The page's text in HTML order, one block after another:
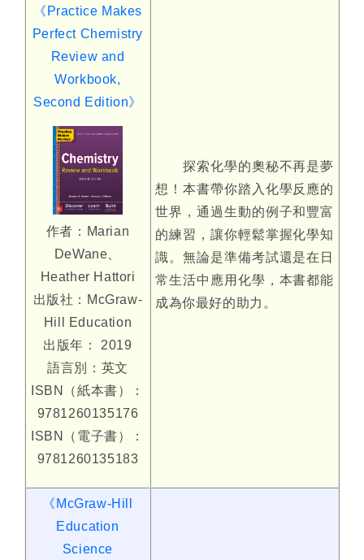
《Practice Makes
Perfect Chemistry
Review and
Workbook,
Second Edition》
作者：Marian
DeWane、
Heather Hattori
出版社：McGraw-
Hill Education
出版年： 2019
語言別：英文
ISBN（紙本書）：
9781260135176
ISBN（電子書）：
9781260135183
探索化學的奧秘不再是夢
想！本書帶你踏入化學反應的
世界，通過生動的例子和豐富
的練習，讓你輕鬆掌握化學知
識。無論是準備考試還是在日
常生活中應用化學，本書都能
成為你最好的助力。
《McGraw-Hill
Education
Science